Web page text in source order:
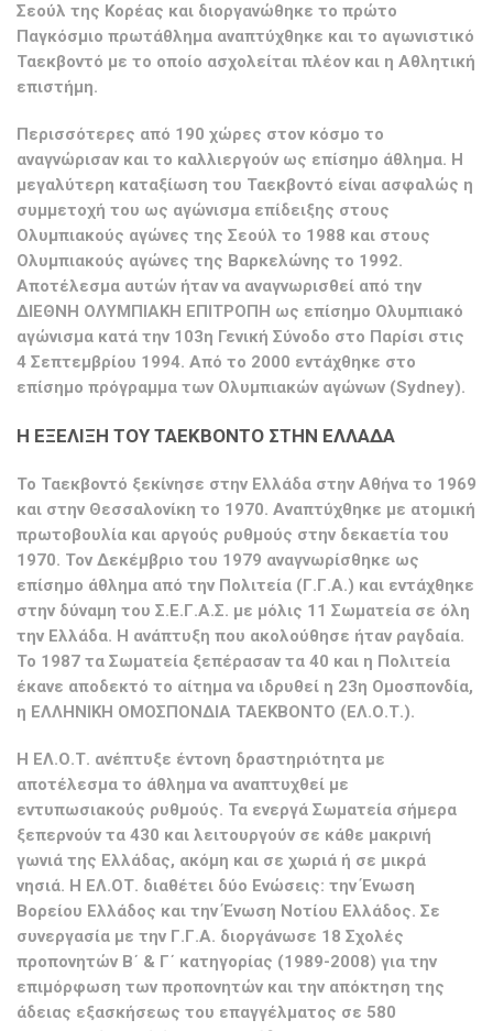
Σεούλ της Κορέας και διοργανώθηκε το πρώτο
Παγκόσμιο πρωτάθλημα αναπτύχθηκε και το αγωνιστικό
Ταεκβοντό με το οποίο ασχολείται πλέον και η Αθλητική
επιστήμη.
Περισσότερες από 190 χώρες στον κόσμο το
αναγνώρισαν και το καλλιεργούν ως επίσημο άθλημα. Η
μεγαλύτερη καταξίωση του Ταεκβοντό είναι ασφαλώς η
συμμετοχή του ως αγώνισμα επίδειξης στους
Ολυμπιακούς αγώνες της Σεούλ το 1988 και στους
Ολυμπιακούς αγώνες της Βαρκελώνης το 1992.
Αποτέλεσμα αυτών ήταν να αναγνωρισθεί από την
ΔΙΕΘΝΗ ΟΛΥΜΠΙΑΚΗ ΕΠΙΤΡΟΠΗ ως επίσημο Ολυμπιακό
αγώνισμα κατά την 103η Γενική Σύνοδο στο Παρίσι στις
4 Σεπτεμβρίου 1994. Από το 2000 εντάχθηκε στο
επίσημο πρόγραμμα των Ολυμπιακών αγώνων (Sydney).
Η ΕΞΕΛΙΞΗ ΤΟΥ ΤΑΕΚΒΟΝΤΟ ΣΤΗΝ ΕΛΛΑΔΑ
Το Ταεκβοντό ξεκίνησε στην Ελλάδα στην Αθήνα το 1969
και στην Θεσσαλονίκη το 1970. Αναπτύχθηκε με ατομική
πρωτοβουλία και αργούς ρυθμούς στην δεκαετία του
1970. Τον Δεκέμβριο του 1979 αναγνωρίσθηκε ως
επίσημο άθλημα από την Πολιτεία (Γ.Γ.Α.) και εντάχθηκε
στην δύναμη του Σ.Ε.Γ.Α.Σ. με μόλις 11 Σωματεία σε όλη
την Ελλάδα. Η ανάπτυξη που ακολούθησε ήταν ραγδαία.
Το 1987 τα Σωματεία ξεπέρασαν τα 40 και η Πολιτεία
έκανε αποδεκτό το αίτημα να ιδρυθεί η 23η Ομοσπονδία,
η ΕΛΛΗΝΙΚΗ ΟΜΟΣΠΟΝΔΙΑ ΤΑΕΚΒΟΝΤΟ (ΕΛ.Ο.Τ.).
Η ΕΛ.Ο.Τ. ανέπτυξε έντονη δραστηριότητα με
αποτέλεσμα το άθλημα να αναπτυχθεί με
εντυπωσιακούς ρυθμούς. Τα ενεργά Σωματεία σήμερα
ξεπερνούν τα 430 και λειτουργούν σε κάθε μακρινή
γωνιά της Ελλάδας, ακόμη και σε χωριά ή σε μικρά
νησιά. Η ΕΛ.ΟΤ. διαθέτει δύο Ενώσεις: την Ένωση
Βορείου Ελλάδος και την Ένωση Νοτίου Ελλάδος. Σε
συνεργασία με την Γ.Γ.Α. διοργάνωσε 18 Σχολές
προπονητών Β΄ & Γ΄ κατηγορίας (1989-2008) για την
επιμόρφωση των προπονητών και την απόκτηση της
άδειας εξασκήσεως του επαγγέλματος σε 580